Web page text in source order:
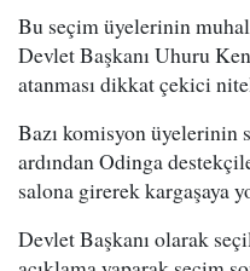
Bu seçim üyelerinin
Devlet Başkanı Uhuru
atanması dikkat çekici
Bazı komisyon üyelerinin
ardından Odinga
salona girerek kargaşaya
Devlet Başkanı olarak